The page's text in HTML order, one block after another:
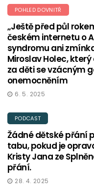
POHLED DOVNITŘ
„Ještě před půl
českém internetu o
syndromu ani
Miroslav Holec,
za děti se vzácným
onemocněním
6. 5. 2025
PODCAST
Žádné dětské přání
tabu, pokud je
Kristy Jana ze
přání.
28. 4. 2025